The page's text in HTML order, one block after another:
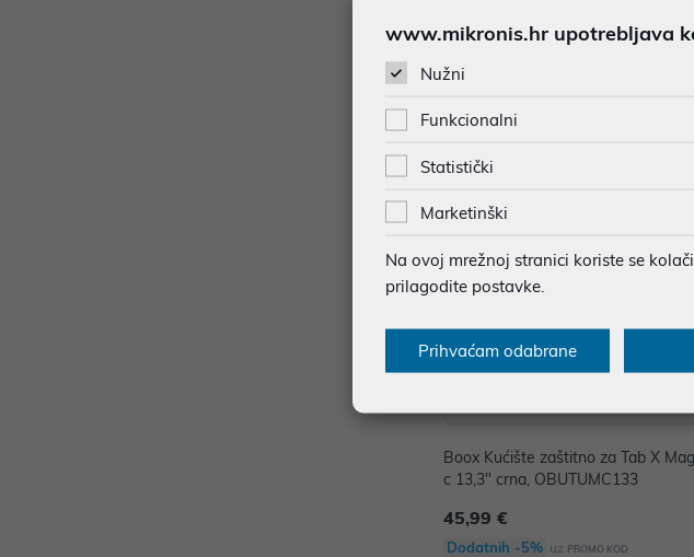
MagSafe
56,00 €
Boox Kućište zaštitno za Tab X
c 13,3" crna, OBUTUMC133
45,99 €
Dodatnih -5% uz PROMO KOD
www.mikronis.hr upotrebljava
Nužni
Funkcionalni
Statistički
Marketinški
Na ovoj mrežnoj stranici koriste se
prilagodite postavke.
Prihvaćam odabrane